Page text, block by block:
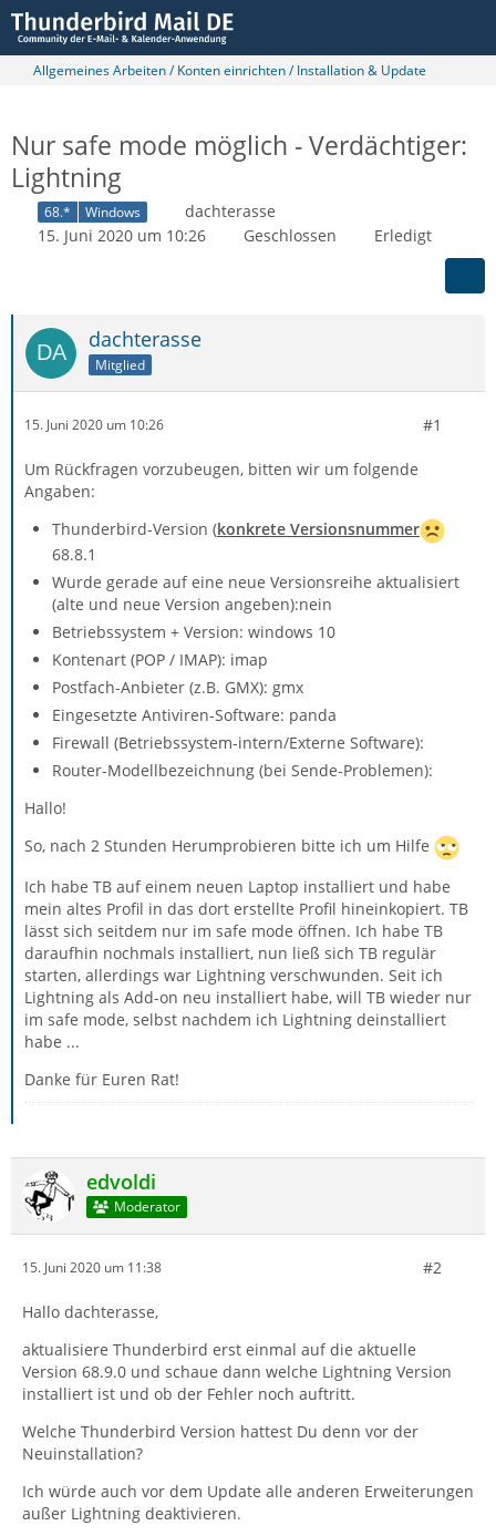
Allgemeines Arbeiten / Konten einrichten / Installation & Update
Nur safe mode möglich - Verdächtiger:
Lightning
68.* Windows
dachterasse
15. Juni 2020 um 10:26
Geschlossen Erledigt
dachterasse
Mitglied
15. Juni 2020 um 10:26 #1
Um Rückfragen vorzubeugen, bitten wir um folgende
Angaben:
Thunderbird-Version (konkrete Versionsnummer
68.8.1
Wurde gerade auf eine neue Versionsreihe aktualisiert
(alte und neue Version angeben):nein
Betriebssystem + Version: windows 10
Kontenart (POP / IMAP): imap
Postfach-Anbieter (z.B. GMX): gmx
Eingesetzte Antiviren-Software: panda
Firewall (Betriebssystem-intern/Externe Software):
Router-Modellbezeichnung (bei Sende-Problemen):
Hallo!
So, nach 2 Stunden Herumprobieren bitte ich um Hilfe
Ich habe TB auf einem neuen Laptop installiert und habe
mein altes Profil in das dort erstellte Profil hineinkopiert. TB
lässt sich seitdem nur im safe mode öffnen. Ich habe TB
daraufhin nochmals installiert, nun ließ sich TB regulär
starten, allerdings war Lightning verschwunden. Seit ich
Lightning als Add-on neu installiert habe, will TB wieder nur
im safe mode, selbst nachdem ich Lightning deinstalliert
habe ...
Danke für Euren Rat!
edvoldi
Moderator
15. Juni 2020 um 11:38 #2
Hallo dachterasse,
aktualisiere Thunderbird erst einmal auf die aktuelle
Version 68.9.0 und schaue dann welche Lightning Version
installiert ist und ob der Fehler noch auftritt.
Welche Thunderbird Version hattest Du denn vor der
Neuinstallation?
Ich würde auch vor dem Update alle anderen Erweiterungen
außer Lightning deaktivieren.